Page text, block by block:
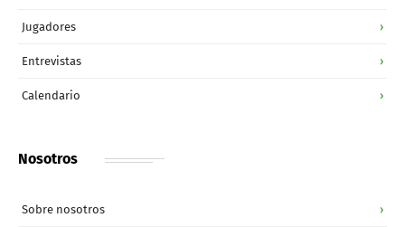
Jugadores ›
Entrevistas ›
Calendario ›
Nosotros
Sobre nosotros ›